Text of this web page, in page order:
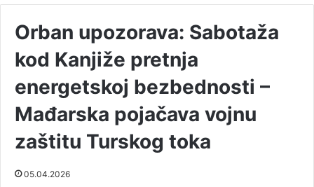
Orban upozorava: Sabotaža
kod Kanjiže pretnja
energetskoj bezbednosti –
Mađarska pojačava vojnu
zaštitu Turskog toka
05.04.2026